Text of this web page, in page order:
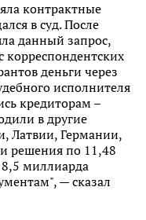
контрактные
в суд. После
данный запрос,
деньги через
исполнителя
кредиторам –
в другие
Латвии, Германии,
решения по 11,48
миллиарда
— сказал